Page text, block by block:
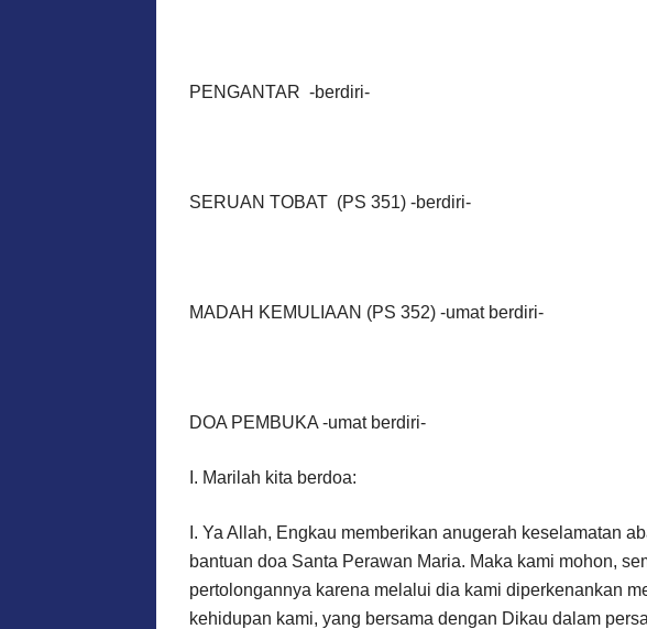
PENGANTAR -berdiri-
SERUAN TOBAT (PS 351) -berdiri-
MADAH KEMULIAAN (PS 352) -umat berdiri-
DOA PEMBUKA -umat berdiri-
I. Marilah kita berdoa:
I. Ya Allah, Engkau memberikan anugerah keselamatan
bantuan doa Santa Perawan Maria. Maka kami mohon,
pertolongannya karena melalui dia kami diperkenankan
kehidupan kami, yang bersama dengan Dikau dalam